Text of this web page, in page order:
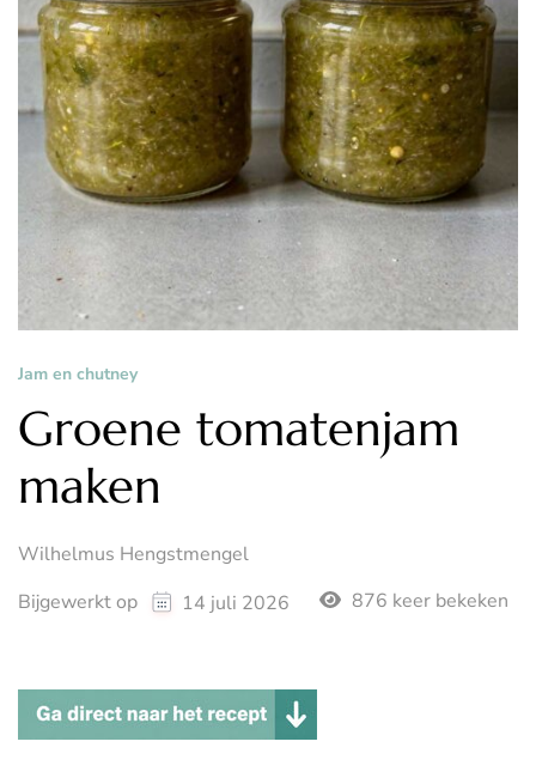
Jam en chutney
Groene tomatenjam
maken
Wilhelmus Hengstmengel
Bijgewerkt op
14 juli 2026 876 keer bekeken